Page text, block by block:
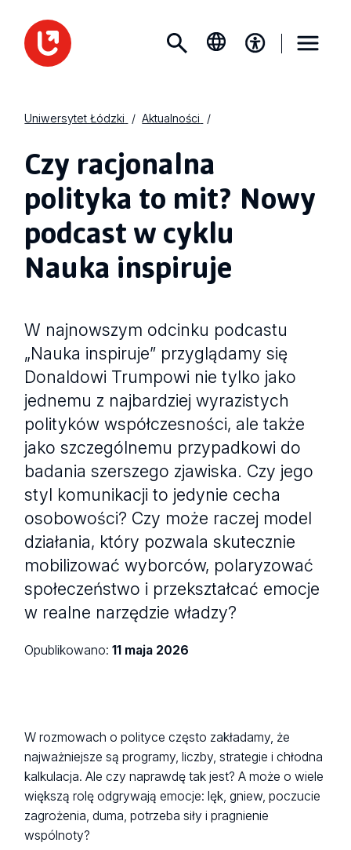
Uniwersytet Łódzki Aktualności
Czy racjonalna
polityka to mit? Nowy
podcast w cyklu
Nauka inspiruje
W najnowszym odcinku podcastu
„Nauka inspiruje” przyglądamy się
Donaldowi Trumpowi nie tylko jako
jednemu z najbardziej wyrazistych
polityków współczesności, ale także
jako szczególnemu przypadkowi do
badania szerszego zjawiska. Czy jego
styl komunikacji to jedynie cecha
osobowości? Czy może raczej model
działania, który pozwala skutecznie
mobilizować wyborców, polaryzować
społeczeństwo i przekształcać emocje
w realne narzędzie władzy?
Opublikowano:11 maja 2026
W rozmowach o polityce często zakładamy, że
najważniejsze są programy, liczby, strategie i chłodna
kalkulacja. Ale czy naprawdę tak jest? A może o wiele
większą rolę odgrywają emocje: lęk, gniew, poczucie
zagrożenia, duma, potrzeba siły i pragnienie
wspólnoty?